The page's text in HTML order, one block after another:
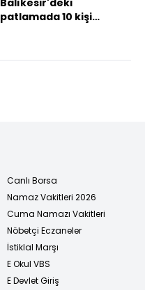
patlamada 10 kişi
Canlı Borsa
Namaz Vakitleri 2026
Cuma Namazı Vakitleri
Nöbetçi Eczaneler
İstiklal Marşı
E Okul VBS
E Devlet Giriş